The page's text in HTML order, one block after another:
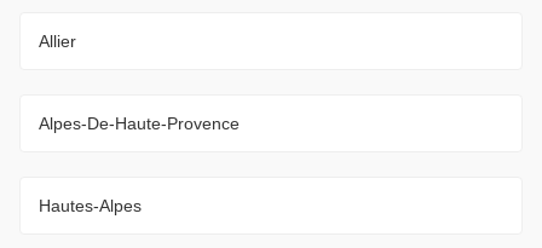
Allier
Alpes-De-Haute-Provence
Hautes-Alpes